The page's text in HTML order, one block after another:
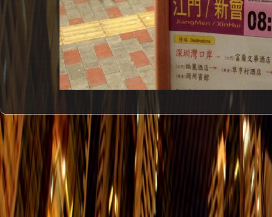
#1
嘉亨灣 - > 廣州
每天
嘉亨灣 - > 番禺(祈福新村/市橋)